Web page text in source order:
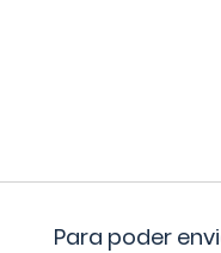
Para poder